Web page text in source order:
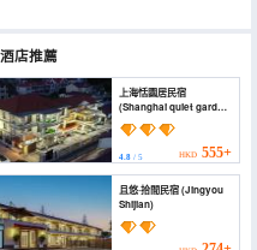
店推薦
上海恬園居民宿
(Shanghai quiet garden
live man shu ku)
4.8/ 5 HKD 555+
且悠·拾間民宿 (Jingyou
Shijian)